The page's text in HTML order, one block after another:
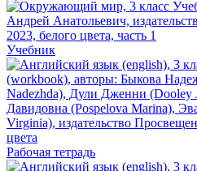
Учебник
Рабочая тетрадь